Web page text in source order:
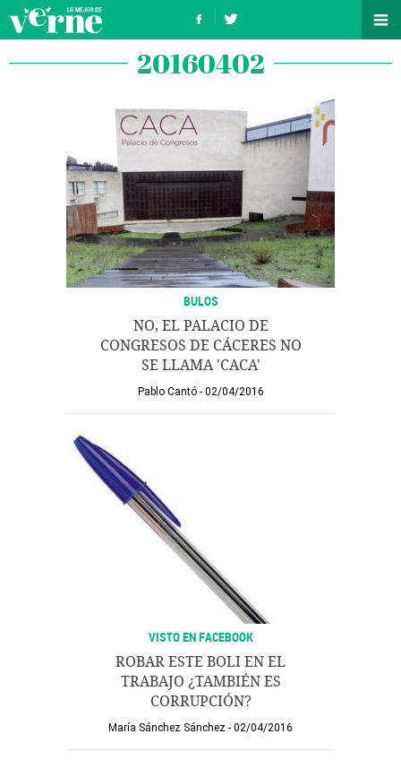
20160402
BULOS
NO, EL PALACIO DE
CONGRESOS DE CÁCERES NO
SE LLAMA 'CACA'
Pablo Cantó 02/04/2016
VISTO EN FACEBOOK
ROBAR ESTE BOLI EN EL
TRABAJO ¿TAMBIÉN ES
CORRUPCIÓN?
María Sánchez Sánchez 02/04/2016